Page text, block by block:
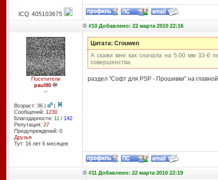
ICQ: 405103675
#10 Добавлено: 22 марта 2010 22:16
Посетители
paul90
--
Возраст: 36 |
|
Сообщений: 1230
Благодарности: 11 / 142
Репутация: 27
Предупреждений: 0
Друзья
Тут: 16 лет 6 месяцев
Цитата: Crouwen
А скажи мне как сначала на 5.00 мм 33-6
совершенства.
раздел "Софт для PSP - Прошивки" на
#11 Добавлено: 22 марта 2010 22:19